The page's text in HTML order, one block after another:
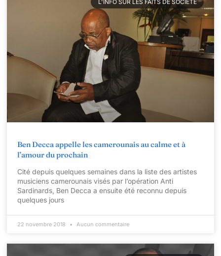
L'INFO SUR LES FAITS DE SOCIÉTÉ
Ben Decca appelle les camerounais au calme et à
l’amour du prochain
Cité depuis quelques semaines dans la liste des artistes
musiciens camerounais visés par l’opération Anti
Sardinards, Ben Decca a ensuite été reconnu depuis
quelques jours
22 novembre 2018 Aucun commentaire